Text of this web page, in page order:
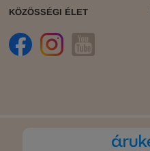
KÖZÖSSÉGI ÉLET